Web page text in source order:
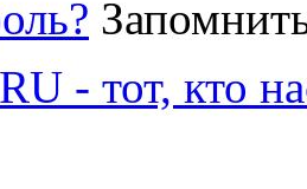
- тот, кто